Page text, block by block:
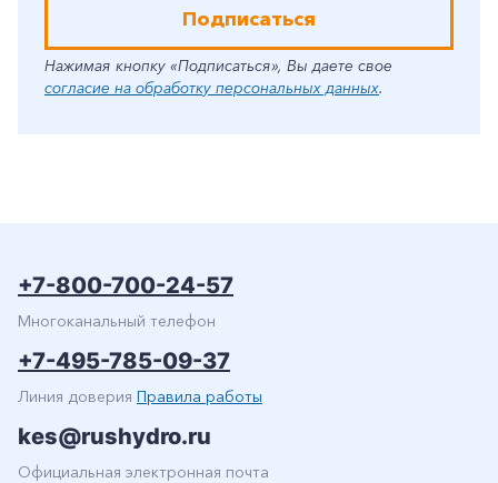
Подписаться
Нажимая кнопку «Подписаться», Вы даете свое
согласие на обработку персональных данных.
+7-800-700-24-57
Многоканальный телефон
+7-495-785-09-37
Линия доверия Правила работы
kes@rushydro.ru
Официальная электронная почта